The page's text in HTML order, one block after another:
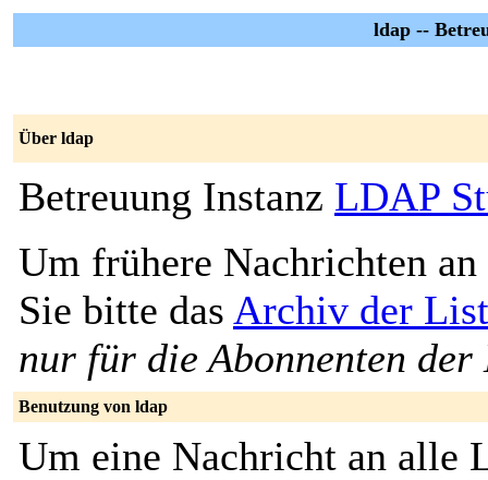
ldap --
Über ldap
Betreuung Instanz LDAP
Um frühere Nachrichten an
Sie bitte das Archiv der
nur für die Abonnenten
Benutzung von ldap
Um eine Nachricht an alle